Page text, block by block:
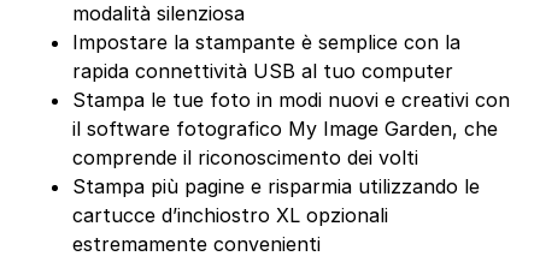
modalità silenziosa
Impostare la stampante è semplice con la
rapida connettività USB al tuo computer
Stampa le tue foto in modi nuovi e creativi con
il software fotografico My Image Garden, che
comprende il riconoscimento dei volti
Stampa più pagine e risparmia utilizzando le
cartucce d’inchiostro XL opzionali
estremamente convenienti